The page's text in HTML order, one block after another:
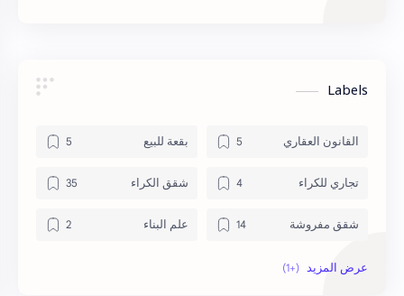
Labels
القانون العقاري بقعة للبيع
تجاري للكراء شقق الكراء
شقق مفروشة علم البناء
منزل للبيع